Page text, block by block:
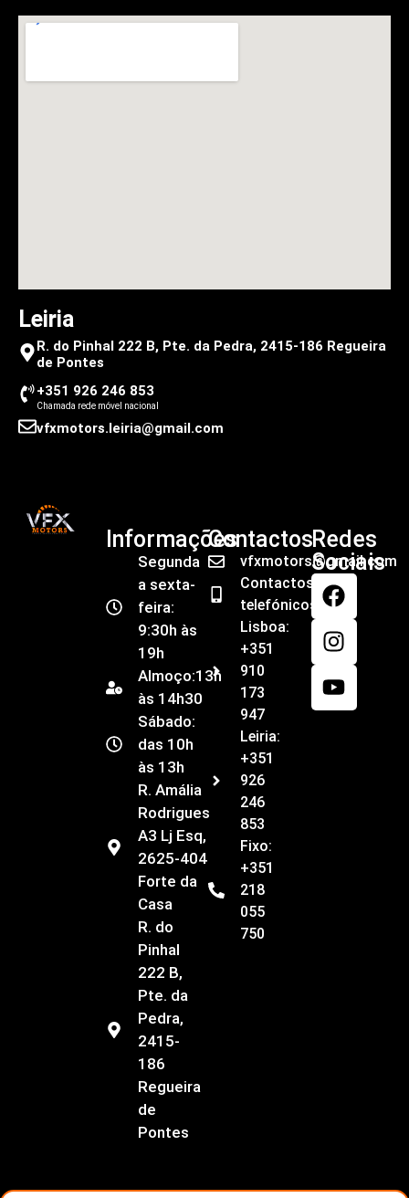
Leiria
R. do Pinhal 222 B, Pte. da Pedra, 2415-186 Regueira
de Pontes
+351 926 246 853
Chamada rede móvel nacional
vfxmotors.leiria@gmail.com
Informações
Segunda
a sexta-
feira:
9:30h às
19h
Almoço:13h
às 14h30
Sábado:
das 10h
às 13h
R. Amália
Rodrigues
A3 Lj Esq,
2625-404
Forte da
Casa
R. do
Pinhal
222 B,
Pte. da
Pedra,
2415-
186
Regueira
de
Pontes
Contactos
vfxmotors@gmail.com
Contactos
telefónicos
Lisboa:
+351
910
173
947
Leiria:
+351
926
246
853
Fixo:
+351
218
055
750
Redes
Sociais